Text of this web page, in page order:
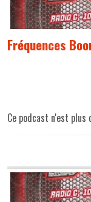
Fréquences
Ce podcast n'est